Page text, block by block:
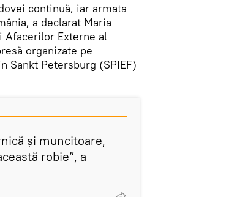
continuă, iar armata
a declarat Maria
Afacerilor Externe al
organizate pe
Sankt Petersburg (SPIEF)
și muncitoare,
robie”, a